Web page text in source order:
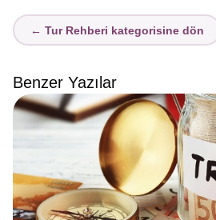
← Tur Rehberi kategorisine dön
Benzer Yazılar